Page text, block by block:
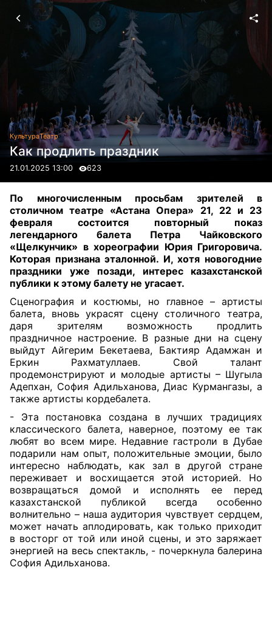
КультураТеатр
Как продлить праздник
21.01.2025 13:00 623
По многочисленным просьбам зрителей в
столичном театре «Астана Опера» 21, 22 и 23
февраля состоится повторный показ
легендарного балета Петра Чайковского
«Щелкунчик» в хореографии Юрия Григоровича.
Которая признана эталонной. И, хотя новогодние
праздники уже позади, интерес казахстанской
публики к этому балету не угасает.
Сценография и костюмы, но главное – артисты
балета, вновь украсят сцену столичного театра,
даря зрителям возможность продлить
праздничное настроение. В разные дни на сцену
выйдут Айгерим Бекетаева, Бактияр Адамжан и
Еркин Рахматуллаев. Свой талант
продемонстрируют и молодые артисты – Шугыла
Адепхан, София Адильханова, Диас Курмангазы, а
также артисты кордебалета.
- Эта постановка создана в лучших традициях
классического балета, наверное, поэтому ее так
любят во всем мире. Недавние гастроли в Дубае
подарили нам опыт, положительные эмоции, было
интересно наблюдать, как зал в другой стране
переживает и восхищается этой историей. Но
возвращаться домой и исполнять ее перед
казахстанской публикой всегда особенно
волнительно – наша аудитория чувствует сердцем,
может начать аплодировать, как только приходит
в восторг от той или иной сцены, и это заряжает
энергией на весь спектакль, - почеркнула балерина
София Адильханова.